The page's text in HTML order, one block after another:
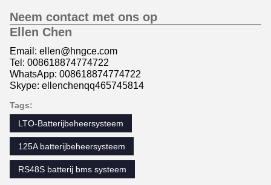
Neem contact met ons op
Ellen Chen
Email: ellen@hngce.com
Tel: 008618874774722
WhatsApp: 008618874774722
Skype: ellenchenqq465745814
Tags:
LTO-Batterijbeheersysteem
125A batterijbeheersysteem
RS48S batterij bms systeem